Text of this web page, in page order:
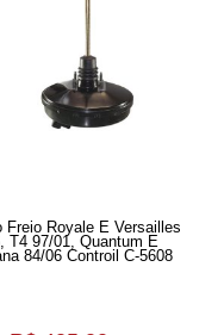
Freio Royale E Versailles
T4 97/01, Quantum E
84/06 Controil C-5608